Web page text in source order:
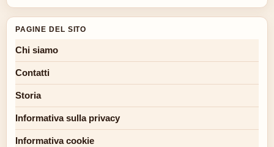
PAGINE DEL SITO
Chi siamo
Contatti
Storia
Informativa sulla privacy
Informativa cookie